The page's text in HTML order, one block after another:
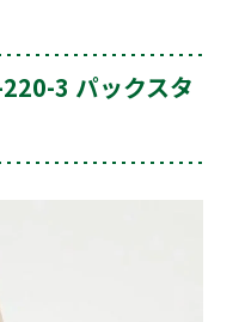
3 パックスタ